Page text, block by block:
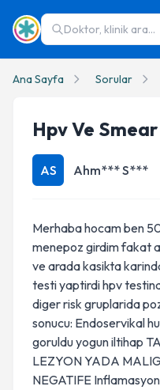
Doktor, klinik ara...
Ana Sayfa Sorular
Hpv Ve Smear
AS Ahm*** S***
Merhaba hocam ben
menepoz girdim fakat
ve arada kasikta
testi yaptirdi hpv
diger risk gruplarida
sonucu: Endoservikal
goruldu yogun iltihap
LEZYON YADA
NEGATIFE